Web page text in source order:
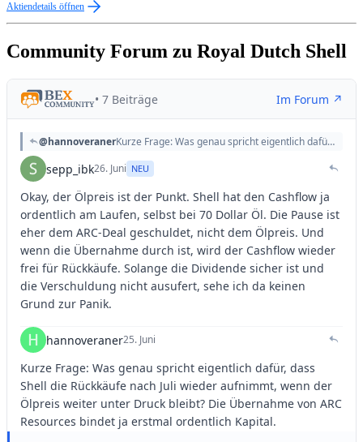
Aktiendetails öffnen
Community Forum zu Royal Dutch Shell